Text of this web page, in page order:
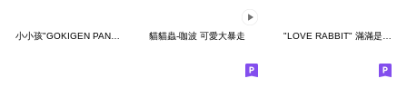
小小孩"GOKIGEN PANDA" 台灣版 貓貓蟲-咖波 可愛大暴走 "LOVE RABBIT" 滿滿是愛 台灣版